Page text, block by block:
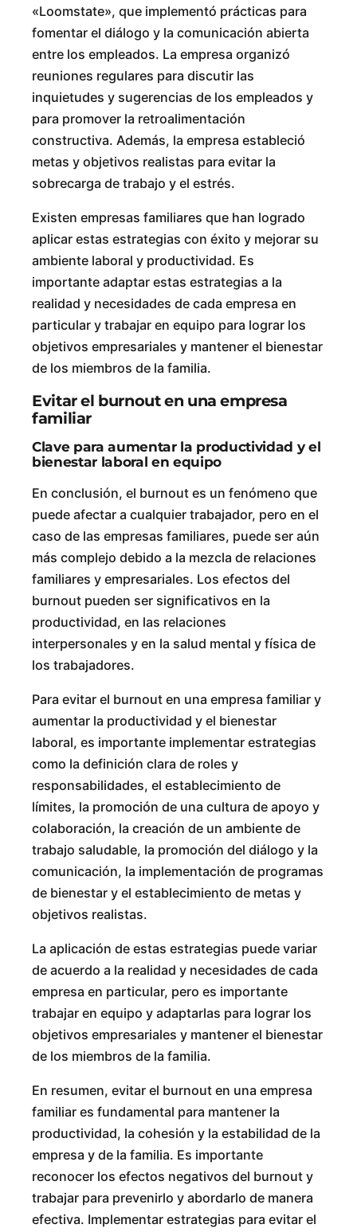
«Loomstate», que implementó prácticas para
fomentar el diálogo y la comunicación abierta
entre los empleados. La empresa organizó
reuniones regulares para discutir las
inquietudes y sugerencias de los empleados y
para promover la retroalimentación
constructiva. Además, la empresa estableció
metas y objetivos realistas para evitar la
sobrecarga de trabajo y el estrés.
Existen empresas familiares que han logrado
aplicar estas estrategias con éxito y mejorar su
ambiente laboral y productividad. Es
importante adaptar estas estrategias a la
realidad y necesidades de cada empresa en
particular y trabajar en equipo para lograr los
objetivos empresariales y mantener el bienestar
de los miembros de la familia.
Evitar el burnout en una empresa
familiar
Clave para aumentar la productividad y el
bienestar laboral en equipo
En conclusión, el burnout es un fenómeno que
puede afectar a cualquier trabajador, pero en el
caso de las empresas familiares, puede ser aún
más complejo debido a la mezcla de relaciones
familiares y empresariales. Los efectos del
burnout pueden ser significativos en la
productividad, en las relaciones
interpersonales y en la salud mental y física de
los trabajadores.
Para evitar el burnout en una empresa familiar y
aumentar la productividad y el bienestar
laboral, es importante implementar estrategias
como la definición clara de roles y
responsabilidades, el establecimiento de
límites, la promoción de una cultura de apoyo y
colaboración, la creación de un ambiente de
trabajo saludable, la promoción del diálogo y la
comunicación, la implementación de programas
de bienestar y el establecimiento de metas y
objetivos realistas.
La aplicación de estas estrategias puede variar
de acuerdo a la realidad y necesidades de cada
empresa en particular, pero es importante
trabajar en equipo y adaptarlas para lograr los
objetivos empresariales y mantener el bienestar
de los miembros de la familia.
En resumen, evitar el burnout en una empresa
familiar es fundamental para mantener la
productividad, la cohesión y la estabilidad de la
empresa y de la familia. Es importante
reconocer los efectos negativos del burnout y
trabajar para prevenirlo y abordarlo de manera
efectiva. Implementar estrategias para evitar el